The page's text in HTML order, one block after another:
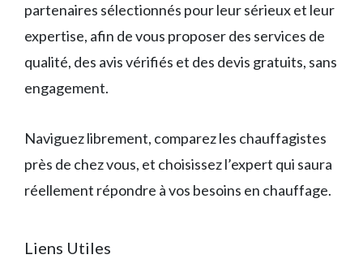
partenaires sélectionnés pour leur sérieux et leur
expertise, afin de vous proposer des services de
qualité, des avis vérifiés et des devis gratuits, sans
engagement.
Naviguez librement, comparez les chauffagistes
près de chez vous, et choisissez l’expert qui saura
réellement répondre à vos besoins en chauffage.
Liens Utiles